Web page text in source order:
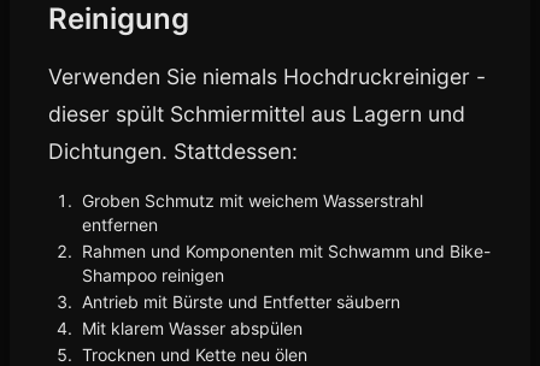
Reinigung
Verwenden Sie niemals Hochdruckreiniger -
dieser spült Schmiermittel aus Lagern und
Dichtungen. Stattdessen:
Groben Schmutz mit weichem Wasserstrahl
entfernen
Rahmen und Komponenten mit Schwamm und Bike-
Shampoo reinigen
Antrieb mit Bürste und Entfetter säubern
Mit klarem Wasser abspülen
Trocknen und Kette neu ölen